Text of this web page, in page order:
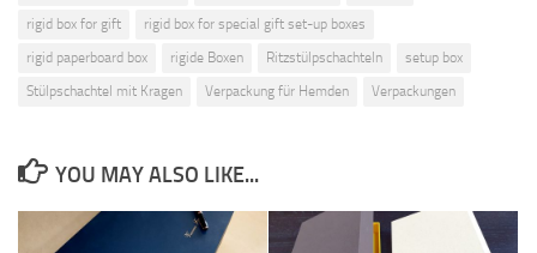
rigid box for gift
rigid box for special gift set-up boxes
rigid paperboard box
rigide Boxen Ritzstülpschachteln
setup box
Stülpschachtel mit Kragen
Verpackung für Hemden Verpackungen
YOU MAY ALSO LIKE...